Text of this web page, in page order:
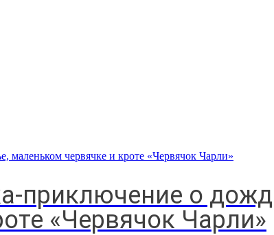
приключение о
«Червячок Чарли»